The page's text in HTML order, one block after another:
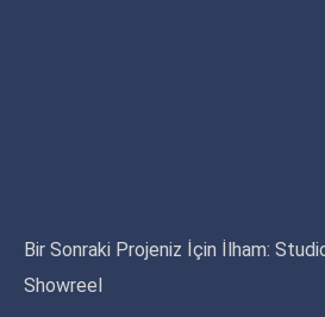
Bir Sonraki Projeniz İçin İlham:
Showreel